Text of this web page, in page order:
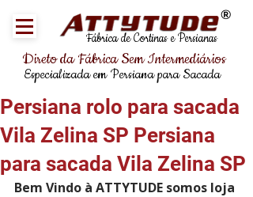
Fábrica de Cortinas e Persianas
®
Direto da Fábrica Sem Intermediários
Especializada em Persiana para Sacada
Persiana rolo para sacada
Vila Zelina SP Persiana
para sacada Vila Zelina SP
Bem Vindo à ATTYTUDE somos loja